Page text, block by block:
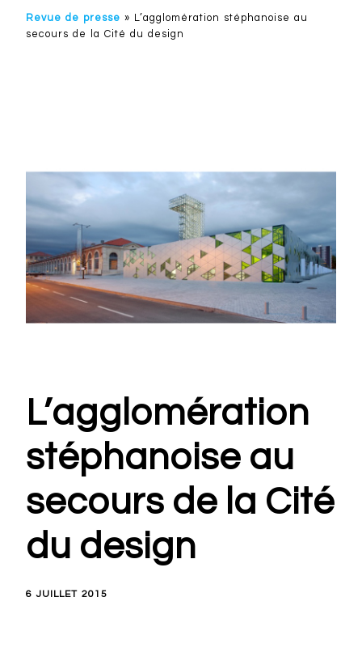
Revue de presse »
L’agglomération stéphanoise au
secours de la Cité du design
L’agglomération
stéphanoise au
secours de la Cité
du design
6 JUILLET 2015